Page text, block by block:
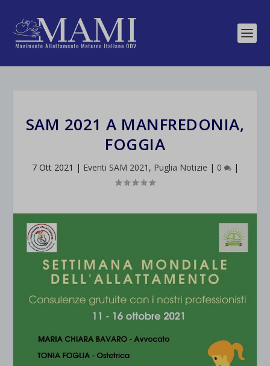
SAM 2021 A MANFREDONIA,
FOGGIA
7 Ott 2021 | Eventi SAM 2021 , Puglia Notizie | 0 |